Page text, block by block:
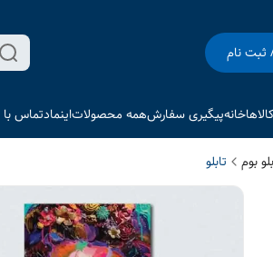
ثبت نام
خانهپیگیری سفارشهمه محصولاتاینمادتماس با
بوم تابلو